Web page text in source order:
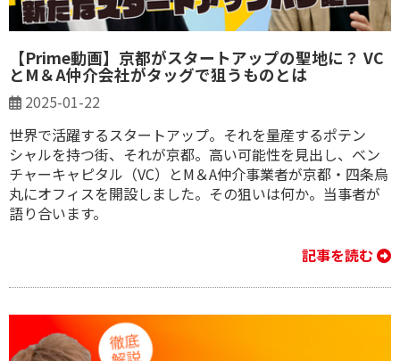
【Prime動画】京都がスタートアップの聖地に？ VC
とM＆A仲介会社がタッグで狙うものとは
2025-01-22
世界で活躍するスタートアップ。それを量産するポテン
シャルを持つ街、それが京都。高い可能性を見出し、ベン
チャーキャピタル（VC）とM＆A仲介事業者が京都・四条烏
丸にオフィスを開設しました。その狙いは何か。当事者が
語り合います。
記事を読む